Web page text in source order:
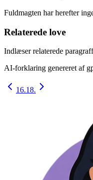
Fuldmagten har herefter
Relaterede love
Indlæser relaterede
AI-forklaring genereret af
16.18.